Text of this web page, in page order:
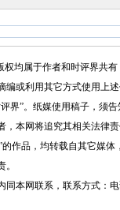
均属于作者和时评界共有
或利用其它方式使用上
界”。纸媒使用稿子，须
，本网将追究其相关法律
品，均转载自其它媒体
网联系，联系方式：电